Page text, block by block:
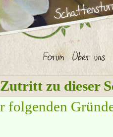
zu dieser
folgenden